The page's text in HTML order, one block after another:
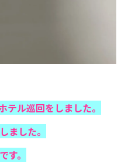
テル巡回をしました。
ました。
す。